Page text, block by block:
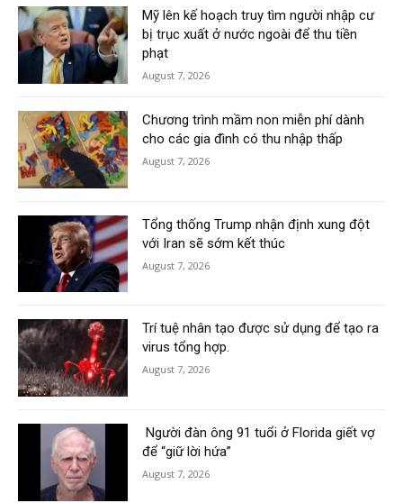
Mỹ lên kế hoạch truy tìm người nhập cư
bị trục xuất ở nước ngoài để thu tiền
phạt
August 7, 2026
Chương trình mầm non miễn phí dành
cho các gia đình có thu nhập thấp
August 7, 2026
Tổng thống Trump nhận định xung đột
với Iran sẽ sớm kết thúc
August 7, 2026
Trí tuệ nhân tạo được sử dụng để tạo ra
virus tổng hợp.
August 7, 2026
Người đàn ông 91 tuổi ở Florida giết vợ
để “giữ lời hứa”
August 7, 2026